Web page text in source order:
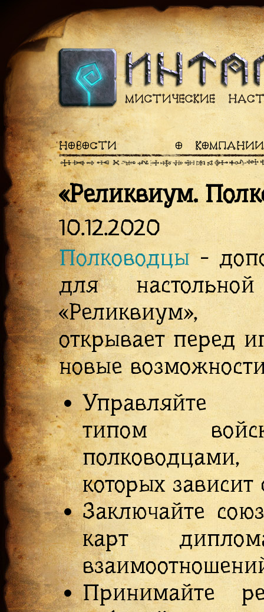
НОВОСТИ О КОМПАНИИ
«Реликвиум.
10.12.2020
Полководцы-
для
«Реликвиум»,
открывает перед
новые
Управляйте
типом
которых
Заключайте
карт
Принимайте